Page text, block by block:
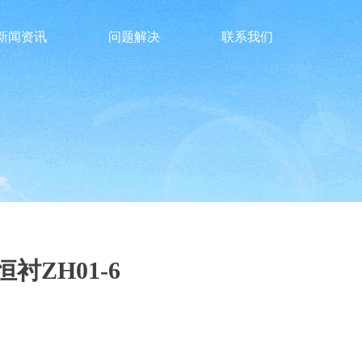
闻资讯 问题解决 联系我们
衬ZH01-6